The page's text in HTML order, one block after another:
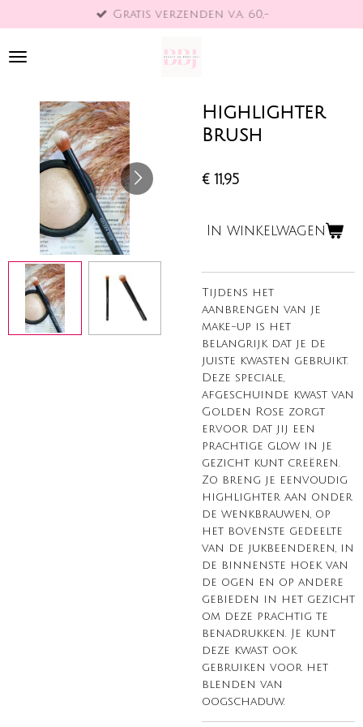
direct
naar
de
Gratis verzenden v.a. 60,-
Highlighter
Brush
€ 11,95
In winkelwagen
Tijdens het
aanbrengen van je
make-up is het
belangrijk dat je de
juiste kwasten gebruikt.
Deze speciale,
afgeschuinde kwast van
Golden Rose zorgt
ervoor dat jij een
prachtige glow in je
gezicht kunt creëren.
Zo breng je eenvoudig
highlighter aan onder
de wenkbrauwen, op
het bovenste gedeelte
van de jukbeenderen, in
de binnenste hoek van
de ogen en op andere
gebieden in het gezicht
om deze prachtig te
benadrukken. Je kunt
deze kwast ook
gebruiken voor het
blenden van
oogschaduw.